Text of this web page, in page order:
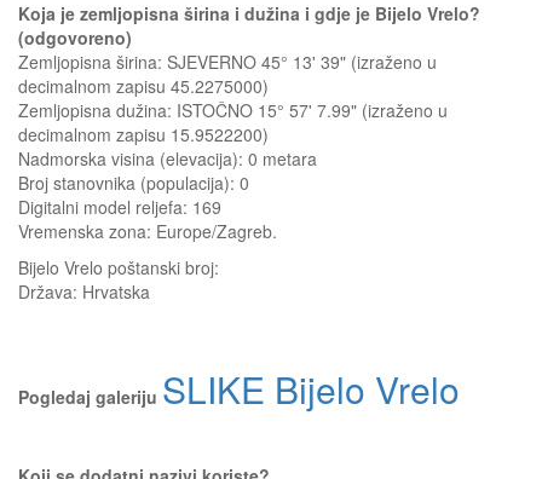
Koja je zemljopisna širina i dužina i gdje je Bijelo Vrelo?
(odgovoreno)
Zemljopisna širina: SJEVERNO 45° 13' 39" (izraženo u
decimalnom zapisu 45.2275000)
Zemljopisna dužina: ISTOČNO 15° 57' 7.99" (izraženo u
decimalnom zapisu 15.9522200)
Nadmorska visina (elevacija): 0 metara
Broj stanovnika (populacija): 0
Digitalni model reljefa: 169
Vremenska zona: Europe/Zagreb.
Bijelo Vrelo poštanski broj:
Država: Hrvatska
Pogledaj galeriju SLIKE Bijelo Vrelo